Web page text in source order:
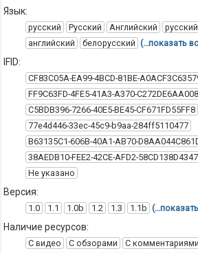
Язык:
русский Русский Английский
английский
белорусский (…показать
IFID:
CF83C05A-EA99-4BCD-81BE-
FF9C63FD-4FE5-41A3-A370-C272DE6AA008
C5BDB396-7266-40E5-BE45-CF671FD55FF8
77e4d446-33ec-45c9-b9aa-284ff5110477
B63135C1-606B-40A1-AB70-
38AEDB10-FEE2-42CE-AFD2-58CD138D4347
Не указано
Версия:
1.0 1.1 1.0b 1.2 1.3 1.1b
Наличие ресурсов:
С видео С обзорами
С комментариями